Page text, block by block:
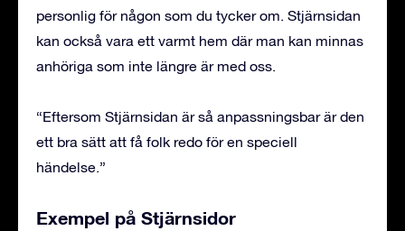
personlig för någon som du tycker om. Stjärnsidan
kan också vara ett varmt hem där man kan minnas
anhöriga som inte längre är med oss.
“Eftersom Stjärnsidan är så anpassningsbar är den
ett bra sätt att få folk redo för en speciell
händelse.”
Exempel på Stjärnsidor